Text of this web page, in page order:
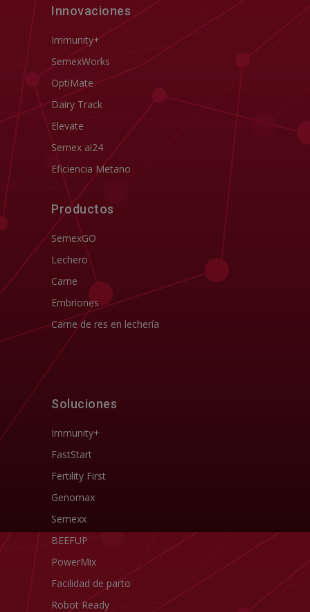
Innovaciones
Immunity+
SemexWorks
OptiMate
Dairy Track
Elevate
Semex ai24
Eficiencia Metano
Productos
SemexGO
Lechero
Carne
Embriones
Carne de res en lechería
Soluciones
Immunity+
FastStart
Fertility First
Genomax
Semexx
BEEFUP
PowerMix
Facilidad de parto
Robot Ready